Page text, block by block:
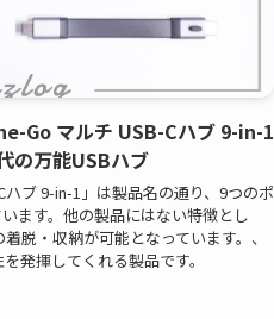
Go マルチ USB-Cハブ 9-in-1
の万能USBハブ
ハブ 9-in-1」は製品名の通り、9つのポ
ます。他の製品にはない特徴とし
脱・収納が可能となっています。、
発揮してくれる製品です。